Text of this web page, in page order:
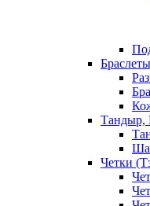
Браслеты
Тандыр,
Четки